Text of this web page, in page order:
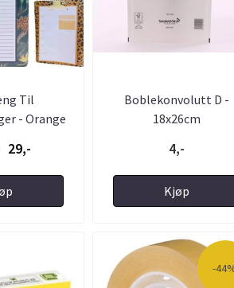
Til
- Orange
29,-
Boblekonvolutt D -
18x26cm
4,-
Kjøp
-